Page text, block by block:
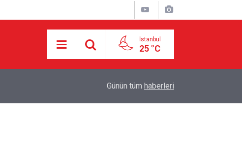
İstanbul
25 °C
Bakan Fidan'dan son dakika açıklamalar!
Günün tüm haberleri